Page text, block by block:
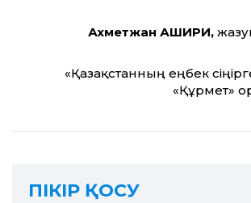
Ахметжан АШИРИ,
«Қазақстанның еңбек
«Құрмет»
ПІКІР ҚОСУ